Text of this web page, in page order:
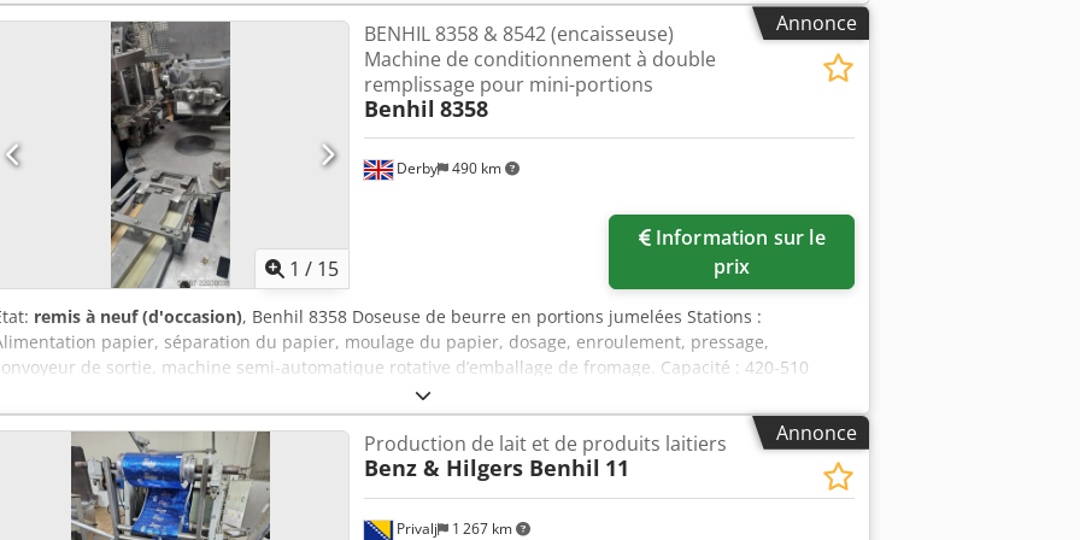
Annonce
1 / 15
Derby 490 km
BENHIL 8358 & 8542 (encaisseuse)
Machine de conditionnement à double
remplissage pour mini-portions
Benhil 8358
Information sur le
prix
remis à neuf (d'occasion), Benhil 8358 Doseuse de beurre en portions jumelées Stations :
papier, séparation du papier, moulage du papier, dosage, enroulement, pressage,
de sortie, machine semi-automatique rotative d’emballage de fromage. Capacité : 420-510
pièces par minute, selon le poids du produit. Entièrement révisée, remise à neuf il y a 12 mois, dépenses
à 200 000 € Caractéristiques principales : - Contrôle des portions : Les machines d’emballage
Benhil sont conçues pour conditionner le beurre en portions précises, ce qui est essentiel pour la
restauration. - Options flexibles : Elles s’adaptent à divers formats d’emballage, des mini-portions aux
unités plus grandes, afin de satisfaire différentes exigences du marché. - Automatisation : Beaucoup de
ces machines comprennent des systèmes automatisés de dosage, de scellage et d’étiquetage, ce qui
Annonce
Privalj 1 267 km
Production de lait et de produits laitiers
Benz & Hilgers Benhil 11